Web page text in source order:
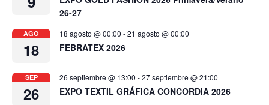
26-27
AGO
18
18 agosto @ 00:00 -21 agosto @ 00:00
FEBRATEX 2026
SEP
26
26 septiembre @ 13:00 -27 septiembre @ 21:00
EXPO TEXTIL GRÁFICA CONCORDIA 2026